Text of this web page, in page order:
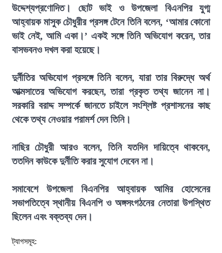
উদ্দেশ্যপ্রণোদিত। ছোট ভাই ও উপজেলা বিএনপির যুগ্ম
আহ্বায়ক মাসুক চৌধুরীর প্রসঙ্গ টেনে তিনি বলেন, ‘আমার কোনো
ভাই নেই, আমি একা।’ একই সঙ্গে তিনি অভিযোগ করেন, তার
বাসভবনও দখল করা হয়েছে।
দুর্নীতির অভিযোগ প্রসঙ্গে তিনি বলেন, যারা তার বিরুদ্ধে অর্থ
আত্মসাতের অভিযোগ করছেন, তারা প্রকৃত তথ্য জানেন না।
সরকারি বরাদ্দ সম্পর্কে জানতে চাইলে সংশ্লিষ্ট প্রশাসনের কাছ
থেকে তথ্য নেওয়ার পরামর্শ দেন তিনি।
নাছির চৌধুরী আরও বলেন, তিনি যতদিন দায়িত্বে থাকবেন,
ততদিন কাউকে দুর্নীতি করার সুযোগ দেবেন না।
সমাবেশে উপজেলা বিএনপির আহ্বায়ক আমির হোসেনের
সভাপতিত্বে স্থানীয় বিএনপি ও অঙ্গসংগঠনের নেতারা উপস্থিত
ছিলেন এবং বক্তব্য দেন।
ট্যাগসমূহ: